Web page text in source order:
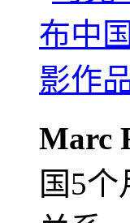
Marc
国5